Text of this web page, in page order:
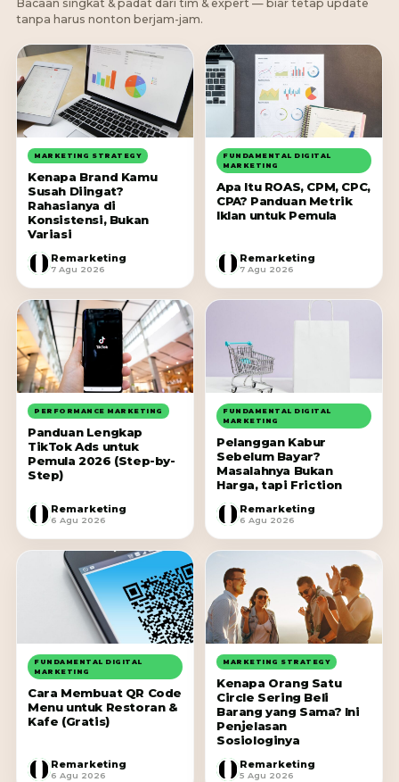
Bacaan singkat & padat dari tim & expert — biar tetap update
tanpa harus nonton berjam-jam.
MARKETING STRATEGY
Kenapa Brand Kamu
Susah Diingat?
Rahasianya di
Konsistensi, Bukan
Variasi
Remarketing
7 Agu 2026
FUNDAMENTAL DIGITAL
MARKETING
Apa Itu ROAS, CPM, CPC,
CPA? Panduan Metrik
Iklan untuk Pemula
Remarketing
7 Agu 2026
PERFORMANCE MARKETING
Panduan Lengkap
TikTok Ads untuk
Pemula 2026 (Step-by-
Step)
Remarketing
6 Agu 2026
FUNDAMENTAL DIGITAL
MARKETING
Pelanggan Kabur
Sebelum Bayar?
Masalahnya Bukan
Harga, tapi Friction
Remarketing
6 Agu 2026
FUNDAMENTAL DIGITAL
MARKETING
Cara Membuat QR Code
Menu untuk Restoran &
Kafe (Gratis)
Remarketing
6 Agu 2026
MARKETING STRATEGY
Kenapa Orang Satu
Circle Sering Beli
Barang yang Sama? Ini
Penjelasan
Sosiologinya
Remarketing
5 Agu 2026